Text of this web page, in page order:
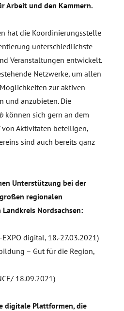
Arbeit und den Kammern.
hat die Koordinierungsstelle
unterschiedlichste
Veranstaltungen entwickelt.
Netzwerke, um allen
zur aktiven
und anzubieten. Die
können sich gern an dem
von Aktivitäten beteiligen,
sind auch bereits ganz
Unterstützung bei der
regionalen
Nordsachsen:
EXPO digital, 18.-27.03.2021)
– Gut für die Region,
18.09.2021)
digitale Plattformen, die